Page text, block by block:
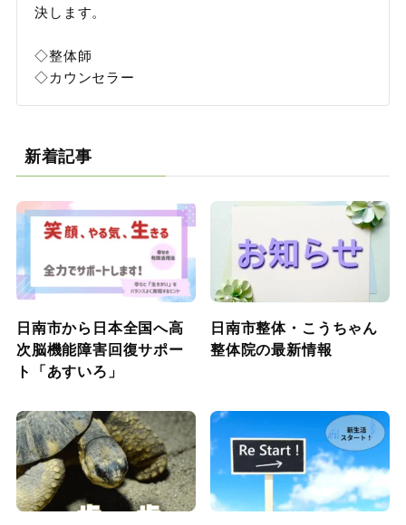
決します。
◇整体師
◇カウンセラー
新着記事
日南市から日本全国へ高
次脳機能障害回復サポー
ト「あすいろ」
日南市整体・こうちゃん
整体院の最新情報